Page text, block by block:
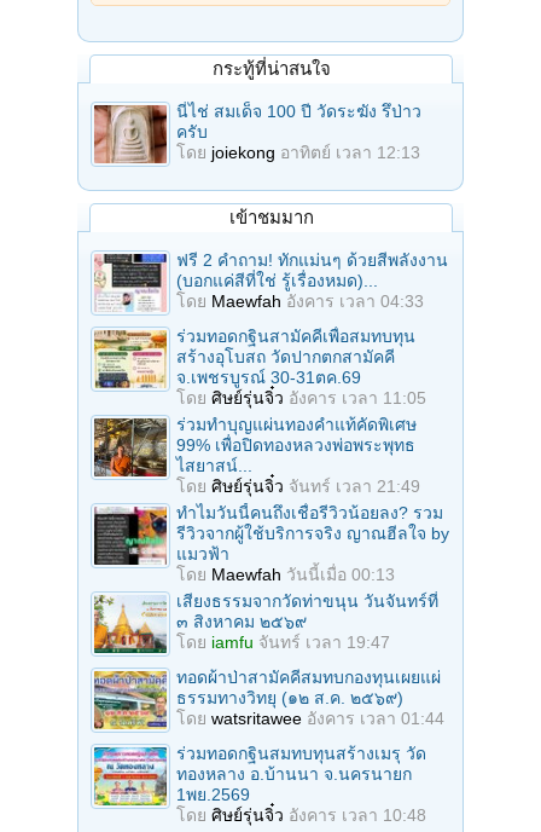
กระทู้ที่น่าสนใจ
นี่ไช่ สมเด็จ 100 ปี วัดระฆัง รึป่าว
ครับ
โดย joiekong อาทิตย์ เวลา 12:13
เข้าชมมาก
ฟรี 2 คำถาม! ทักแม่นๆ ด้วยสีพลังงาน
(บอกแค่สีที่ใช่ รู้เรื่องหมด)...
โดย Maewfah อังคาร เวลา 04:33
ร่วมทอดกฐินสามัคคีเพื่อสมทบทุน
สร้างอุโบสถ วัดปากตกสามัคคี
จ.เพชรบูรณ์ 30-31ตค.69
โดย ศิษย์รุ่นจิ๋ว อังคาร เวลา 11:05
ร่วมทําบุญแผ่นทองคำแท้คัดพิเศษ
99% เพื่อปิดทองหลวงพ่อพระพุทธ
ไสยาสน์...
โดย ศิษย์รุ่นจิ๋ว จันทร์ เวลา 21:49
ทำไมวันนี้คนถึงเชื่อรีวิวน้อยลง? รวม
รีวิวจากผู้ใช้บริการจริง ญาณฮีลใจ by
แมวฟ้า
โดย Maewfah วันนี้เมื่อ 00:13
เสียงธรรมจากวัดท่าขนุน วันจันทร์ที่
๓ สิงหาคม ๒๕๖๙
โดย iamfu จันทร์ เวลา 19:47
ทอดผ้าป่าสามัคคีสมทบกองทุนเผยแผ่
ธรรมทางวิทยุ (๑๒ ส.ค. ๒๕๖๙)
โดย watsritawee อังคาร เวลา 01:44
ร่วมทอดกฐินสมทบทุนสร้างเมรุ วัด
ทองหลาง อ.บ้านนา จ.นครนายก
1พย.2569
โดย ศิษย์รุ่นจิ๋ว อังคาร เวลา 10:48